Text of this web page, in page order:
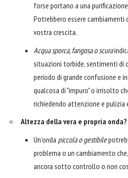
forse portano a una
Potrebbero essere cambiamenti
vostra crescita.
Acqua sporca, fangosa o scura
situazioni torbide, sentimenti di
periodo di grande confusione e
qualcosa di "impuro" o irrisolto
richiedendo attenzione e pulizia
Altezza della vera e propria onda?
Un'onda piccola o gestibile
problema o un cambiamento
ancora sotto controllo o non